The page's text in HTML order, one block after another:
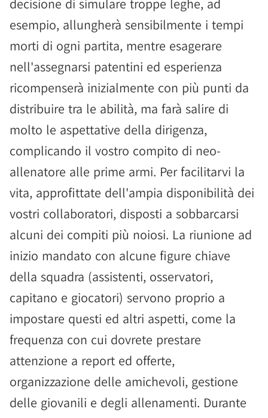
decisione di simulare troppe leghe, ad
esempio, allungherà sensibilmente i tempi
morti di ogni partita, mentre esagerare
nell'assegnarsi patentini ed esperienza
ricompenserà inizialmente con più punti da
distribuire tra le abilità, ma farà salire di
molto le aspettative della dirigenza,
complicando il vostro compito di neo-
allenatore alle prime armi. Per facilitarvi la
vita, approfittate dell'ampia disponibilità dei
vostri collaboratori, disposti a sobbarcarsi
alcuni dei compiti più noiosi. La riunione ad
inizio mandato con alcune figure chiave
della squadra (assistenti, osservatori,
capitano e giocatori) servono proprio a
impostare questi ed altri aspetti, come la
frequenza con cui dovrete prestare
attenzione a report ed offerte,
organizzazione delle amichevoli, gestione
delle giovanili e degli allenamenti. Durante